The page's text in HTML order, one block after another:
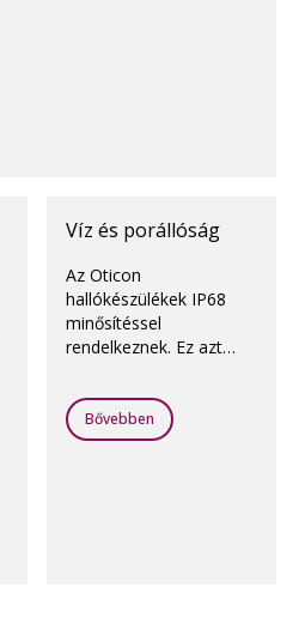
Víz és porállóság
Az Oticon
hallókészülékek IP68
minősítéssel
rendelkeznek. Ez azt
a nedvességnek és a
pornak.
Bővebben